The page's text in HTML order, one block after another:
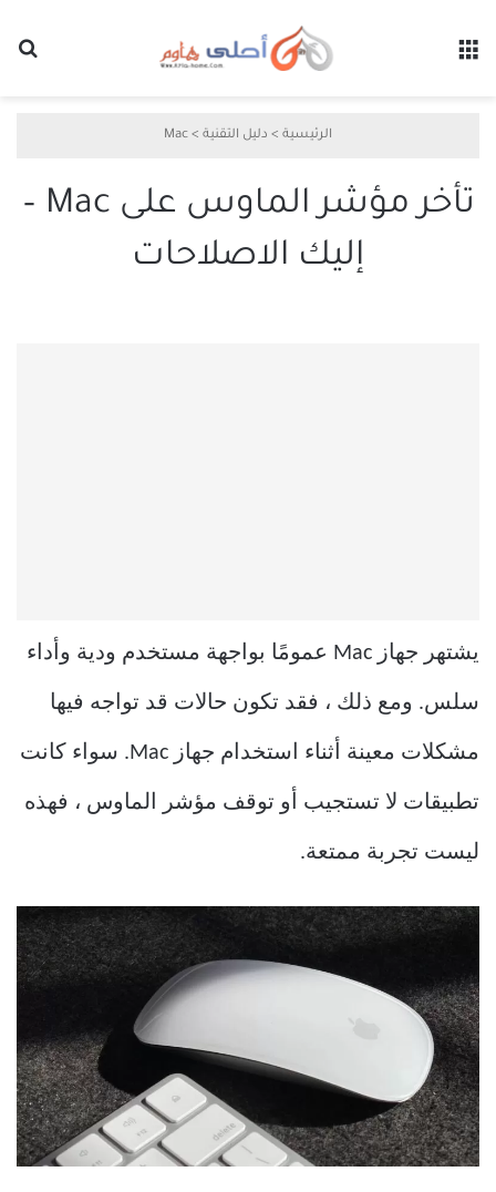
الرئيسية > دليل التقنية >
Mac
تأخر مؤشر الماوس على Mac –
إليك الاصلاحات
يشتهر جهاز Mac عمومًا بواجهة مستخدم ودية وأداء
سلس. ومع ذلك ، فقد تكون حالات قد تواجه فيها
مشكلات معينة أثناء استخدام جهاز Mac. سواء كانت
تطبيقات لا تستجيب أو توقف مؤشر الماوس ، فهذه
ليست تجربة ممتعة.